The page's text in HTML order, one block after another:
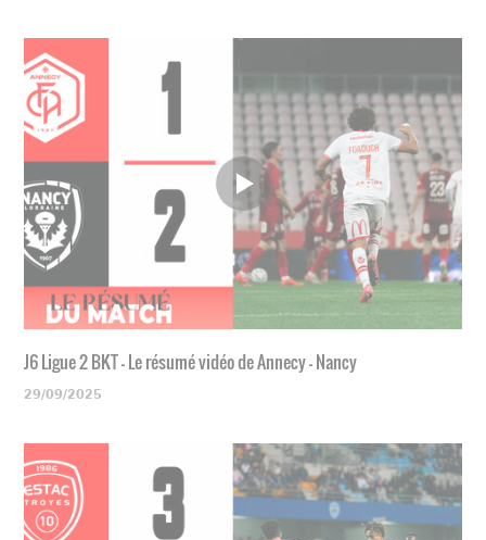
J6 Ligue 2 BKT - Le résumé vidéo de Annecy - Nancy
29/09/2025